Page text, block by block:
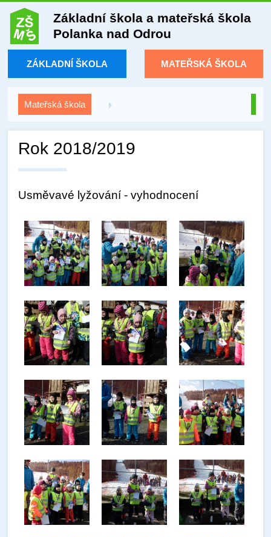
Základní škola a mateřská škola
Polanka nad Odrou
ZÁKLADNÍ ŠKOLA MATEŘSKÁ ŠKOLA
Mateřská škola
Rok 2018/2019
Usměvavé lyžování - vyhodnocení